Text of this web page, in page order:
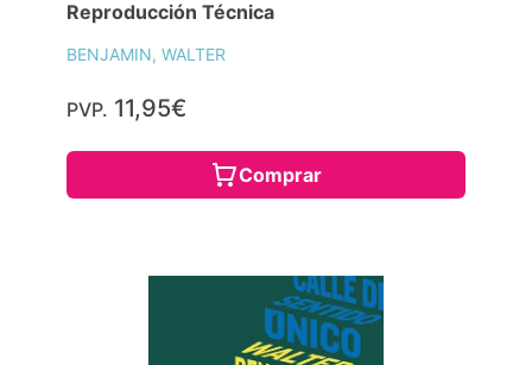
Reproducción Técnica
BENJAMIN, WALTER
PVP. 11,95€
Comprar